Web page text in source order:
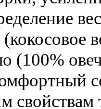
(кокосовое
(100%